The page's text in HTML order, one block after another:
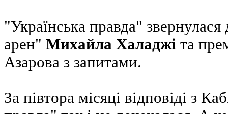
"Українська правда"
арен" Михайла Халаджі та
Азарова з запитами.
За півтора місяці відповіді з